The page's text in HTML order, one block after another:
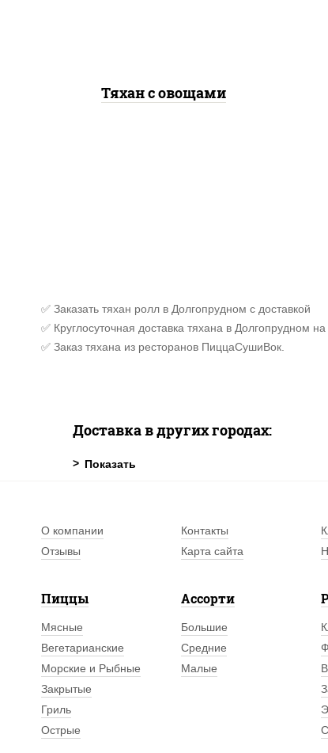
Тяхан с овощами
✅ Заказать тяхан ролл в Долгопрудном с доставкой
✅ Круглосуточная доставка тяхана в Долгопрудном на
✅ Заказ тяхана из ресторанов ПиццаСушиВок.
Доставка в других городах:
О компании Контакты
Отзывы
Карта сайта
Пиццы
Мясные
Вегетарианские
Морские и Рыбные
Закрытые
Гриль
Острые
Ассорти
Большие
Средние
Малые